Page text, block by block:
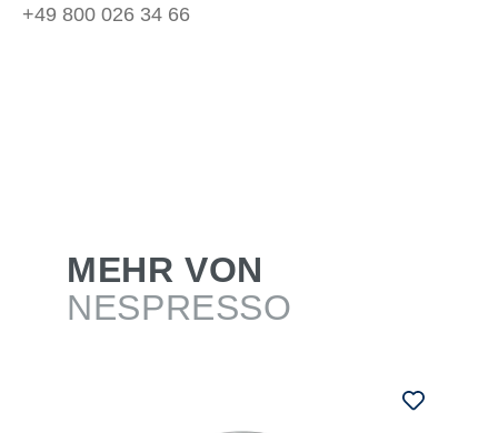
+49 800 026 34 66
MEHR VON
NESPRESSO